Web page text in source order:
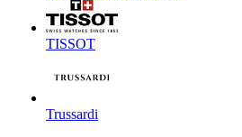
TISSOT
Trussardi